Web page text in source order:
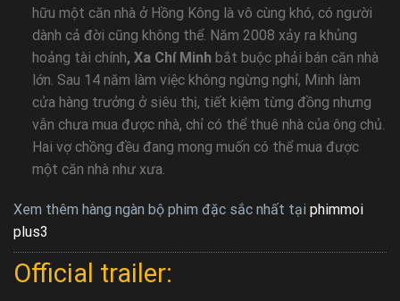
hữu một căn nhà ở Hồng Kông là vô cùng khó, có người
dành cả đời cũng không thể. Năm 2008 xảy ra khủng
hoảng tài chính, Xa Chí Minh bắt buộc phải bán căn nhà
lớn. Sau 14 năm làm việc không ngừng nghỉ, Minh làm
cửa hàng trưởng ở siêu thị, tiết kiệm từng đồng nhưng
vẫn chưa mua được nhà, chỉ có thể thuê nhà của ông chủ.
Hai vợ chồng đều đang mong muốn có thể mua được
một căn nhà như xưa.
Xem thêm hàng ngàn bộ phim đặc sắc nhất tại phimmoi
plus3
Official trailer: